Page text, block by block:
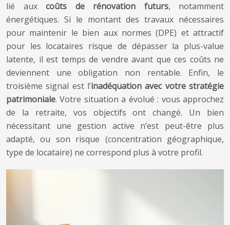
lié aux coûts de rénovation futurs, notamment
énergétiques. Si le montant des travaux nécessaires
pour maintenir le bien aux normes (DPE) et attractif
pour les locataires risque de dépasser la plus-value
latente, il est temps de vendre avant que ces coûts ne
deviennent une obligation non rentable. Enfin, le
troisième signal est l’inadéquation avec votre stratégie
patrimoniale. Votre situation a évolué : vous approchez
de la retraite, vos objectifs ont changé. Un bien
nécessitant une gestion active n’est peut-être plus
adapté, ou son risque (concentration géographique,
type de locataire) ne correspond plus à votre profil.